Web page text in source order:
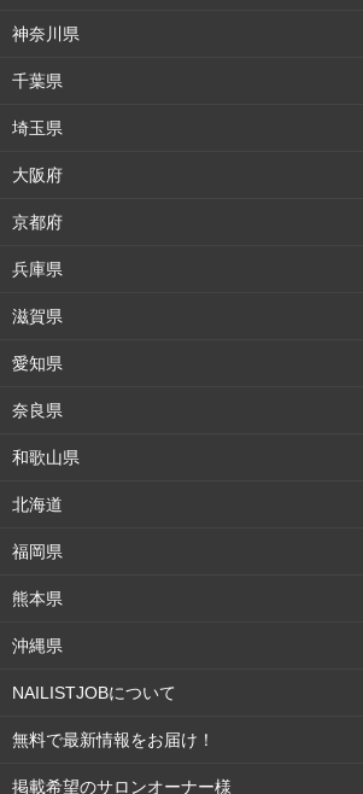
サロンの特徴
内のnails cafe an。
フットネイルは個室でゆったりと施術を受け
力的！
ネイルのデザインもお仕事の関係で控え目な
向けたシンプルなデザインから上品で洗練さ
神奈川県
千葉県
埼玉県
大阪府
京都府
兵庫県
滋賀県
愛知県
奈良県
和歌山県
北海道
福岡県
熊本県
沖縄県
NAILISTJOBについて
無料で最新情報をお届け！
掲載希望のサロンオーナー様